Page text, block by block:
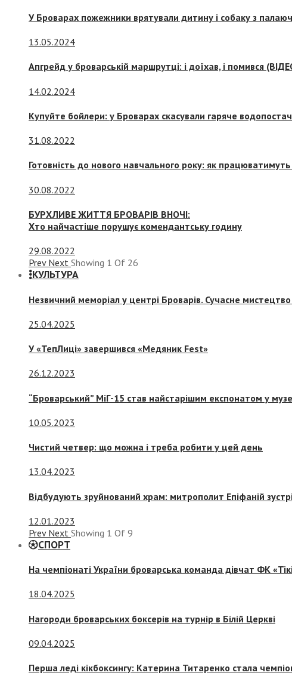
У Броварах пожежники врятували дитину і собаку з
13.05.2024
Апгрейд у броварській маршрутці: і доїхав, і помився
14.02.2024
Купуйте бойлери: у Броварах скасували гаряче
31.08.2022
Готовність до нового навчального року: як
30.08.2022
БУРХЛИВЕ ЖИТТЯ БРОВАРІВ ВНОЧІ:
Хто найчастіше порушує комендантську годину
29.08.2022
Prev Next Showing 1 Of 26
КУЛЬТУРА
Незвичний меморіал у центрі Броварів. Сучасне
25.04.2025
У «ТепЛиці» завершився «Медяник Fest»
26.12.2023
“Броварський” МіГ-15 став найстарішим експонатом у
10.05.2023
Чистий четвер: що можна і треба робити у цей день
13.04.2023
Відбудують зруйнований храм: митрополит Епіфаній
12.01.2023
Prev Next Showing 1 Of 9
СПОРТ
На чемпіонаті України броварська команда дівчат ФК
18.04.2025
Нагороди броварських боксерів на турнір в Білій Церкві
09.04.2025
Перша леді кікбоксингу: Катерина Титаренко стала